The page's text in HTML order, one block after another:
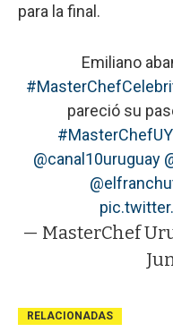
para la final.
Emiliano
pareció su
#MasterChefUY
@canal10uruguay
— MasterChef
RELACIONADAS